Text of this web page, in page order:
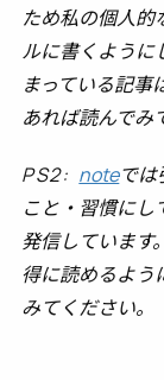
ため私の個人的
ルに書くように
まっている記事
あれば読んでみ
PS2: noteでは
こと・習慣に
発信しています。
得に読めるよう
みてください。